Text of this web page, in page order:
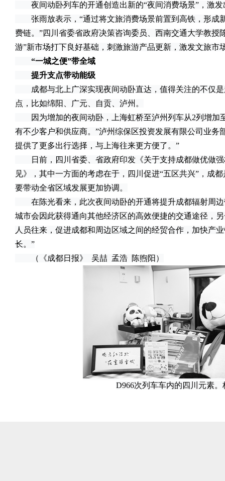
夜间动卧列车的开通创造出新的“夜间消费场景”，激发
张雨放表示，“通过将文旅消费场景前置到高铁，形成
费链。”四川省委省政府决策咨询委员、西南交通大学教授
游”新市场打下良好基础，刺激旅游产品更新，激发文旅市
“一城之便”带全域
提升支点带动能级
成都与北上广深实现夜间动卧直达，值得关注的不仅是
点，比如绵阳、广元、自贡、泸州。
因为增加的夜间动卧，上海虹桥至泸州列车从2列增加
有不少客户和供应商。”泸州综保区投资发展有限公司业务
提供了更多出行选择，与上海往来更方便了。”
日前，四川省委、省政府印发《关于支持成都做优做强
见》，其中一方面的考虑在于，四川促进“五区共兴”，成
要带动全省区域发展更加协调。
在陈光看来，此次夜间动卧的开通将提升成都辐射周边
城市会因此获得通向其他经济区的高效便捷的交通途径，
人员往来，促进成都和周边区域之间的经贸合作，加快产
长。”
（《成都日报》 吴喆 孟浩 陈煦阳）
D966次列车车内的四川元素